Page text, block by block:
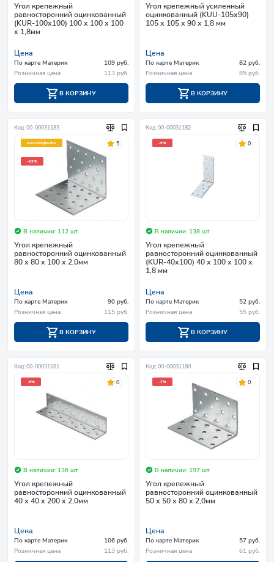
Угол крепежный
равносторонний оцинкованный
(KUR-100х100) 100 х 100 х 100
х 1,8мм
Цена
По карте Материк
109 руб.
Розничная цена
113 руб.
В КОРЗИНУ
Угол крепежный усиленный
оцинкованный (KUU-105х90)
105 х 105 х 90 х 1,8 мм
Цена
По карте Материк
82 руб.
Розничная цена
85 руб.
В КОРЗИНУ
Код: 00-00031183
РАСПРОДАЖА
-22%
5
В наличии: 112 шт
Угол крепежный
равносторонний оцинкованный
80 х 80 х 100 х 2,0мм
Цена
По карте Материк
90 руб.
Розничная цена
115 руб.
В КОРЗИНУ
Код: 00-00031182
-5% 0
В наличии: 138 шт
Угол крепежный
равносторонний оцинкованный
(KUR-40х100) 40 х 100 х 100 х
1,8 мм
Цена
По карте Материк
52 руб.
Розничная цена
55 руб.
В КОРЗИНУ
Код: 00-00031181
-6% 0
В наличии: 136 шт
Угол крепежный
равносторонний оцинкованный
40 х 40 х 200 х 2,0мм
Цена
По карте Материк
106 руб.
Розничная цена
113 руб.
Код: 00-00031180
-7% 0
В наличии: 197 шт
Угол крепежный
равносторонний оцинкованный
50 х 50 х 80 х 2,0мм
Цена
По карте Материк
57 руб.
Розничная цена
61 руб.